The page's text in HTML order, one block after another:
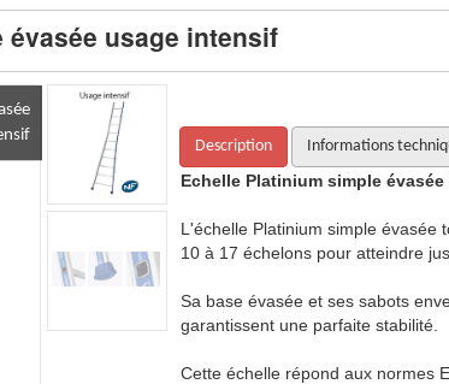
usage intensif
Description Informations
est disponible de
de hauteur.
sécurité
96333 et est
Echelle Platinium simple
L'échelle Platinium simple évasée
10 à 17 échelons pour atteindre
Sa base évasée et ses sabots
garantissent une parfaite stabilité.
Cette échelle répond aux normes